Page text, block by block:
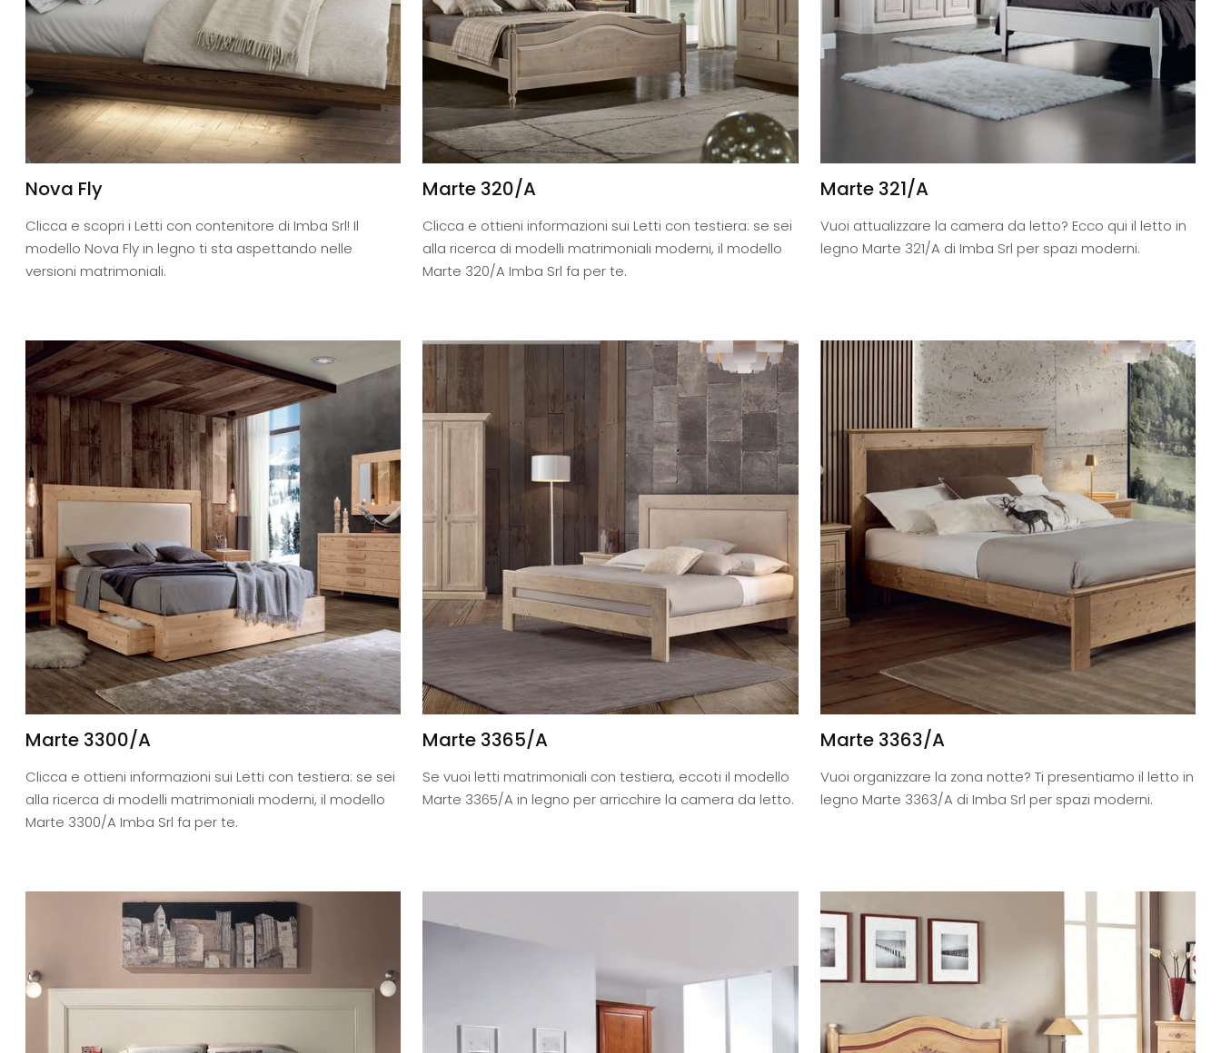
Nova Fly
Clicca e scopri i Letti con contenitore di Imba Srl! Il
modello Nova Fly in legno ti sta aspettando nelle
versioni matrimoniali.
Marte 320/A
Clicca e ottieni informazioni sui Letti con testiera: se sei
alla ricerca di modelli matrimoniali moderni, il modello
Marte 320/A Imba Srl fa per te.
Marte 321/A
Vuoi attualizzare la camera da letto? Ecco qui il letto in
legno Marte 321/A di Imba Srl per spazi moderni.
Marte 3300/A
Clicca e ottieni informazioni sui Letti con testiera: se sei
alla ricerca di modelli matrimoniali moderni, il modello
Marte 3300/A Imba Srl fa per te.
Marte 3365/A
Se vuoi letti matrimoniali con testiera, eccoti il modello
Marte 3365/A in legno per arricchire la camera da letto.
Marte 3363/A
Vuoi organizzare la zona notte? Ti presentiamo il letto in
legno Marte 3363/A di Imba Srl per spazi moderni.